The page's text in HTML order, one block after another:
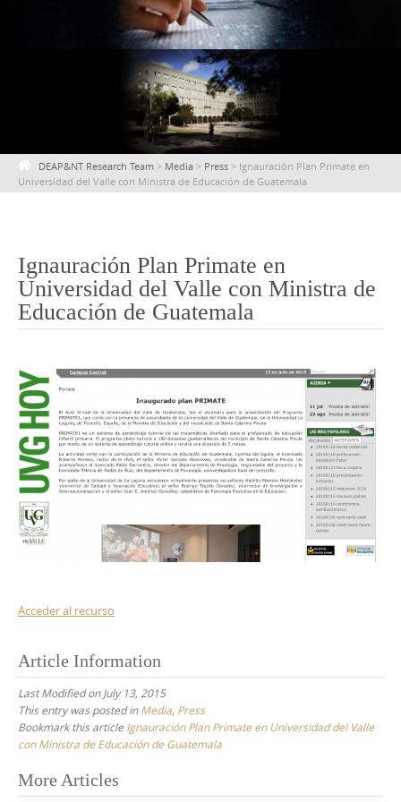
DEAP&NT Research Team > Media > Press > Ignauración Plan Primate en
Universidad del Valle con Ministra de Educación de Guatemala
Ignauración Plan Primate en
Universidad del Valle con Ministra de
Educación de Guatemala
Acceder al recurso
Article Information
Last Modified on July 13, 2015
This entry was posted inMedia, Press
Bookmark this article Ignauración Plan Primate en Universidad del Valle
con Ministra de Educación de Guatemala
Post
More Articles